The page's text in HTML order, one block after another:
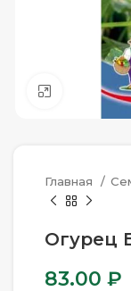
Нажмите,
Главная
Огурец
83.00 ₽